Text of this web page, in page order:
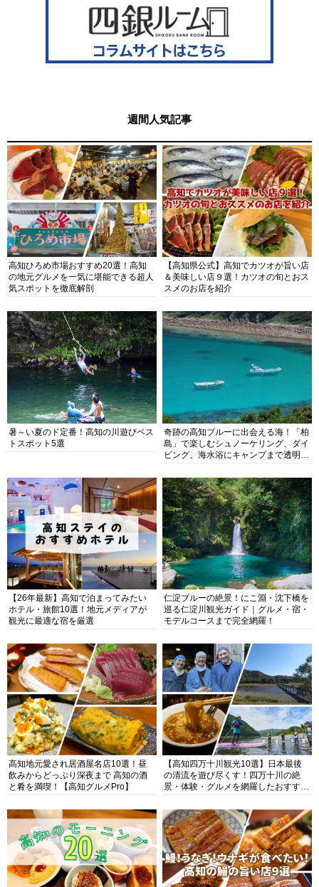
週間人気記事
高知ひろめ市場おすすめ20選！高知
の地元グルメを一気に堪能できる超人
気スポットを徹底解剖
【高知県公式】高知でカツオが旨い店
＆美味しい店９選！カツオの旬とおス
スメのお店を紹介
暑～い夏のド定番！高知の川遊びベス
トスポット5選
奇跡の高知ブルーに出会える海！「柏
島」で楽しむシュノーケリング、ダイ
ビング、海水浴にキャンプまで透明度
【26年最新】高知で泊まってみたい
ホテル・旅館10選！地元メディアが
観光に最適な宿を厳選
仁淀ブルーの絶景！にこ淵・沈下橋を
巡る仁淀川観光ガイド｜グルメ・宿・
モデルコースまで完全網羅！
高知地元愛され居酒屋名店10選！昼
飲みからどっぷり深夜まで 高知の酒
と肴を満喫！【高知グルメPro】
【高知四万十川観光10選】日本最後
の清流を遊び尽くす！四万十川の絶
景・体験・グルメを網羅したおすすめ